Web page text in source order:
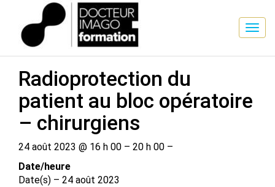
SESSION DE FORMATION
Radioprotection du
patient au bloc opératoire
– chirurgiens
24 août 2023 @ 16 h 00 – 20 h 00 –
Date/​heure
Date(s) – 24 août 2023